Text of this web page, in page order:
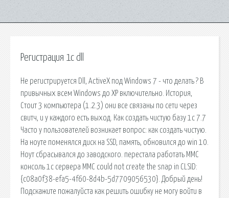
Регистрация 1с dll
Не регистрируется Dll, ActiveX под Windows 7 - что делать ? В
привычных всем Windows до XP включительно. История,
Стоит 3 компьютера (1.2.3) они все связаны по сети через
свитч, и у каждого есть выход. Как создать чистую базу 1с 7.7
Часто у пользователей возникает вопрос: как создать чистую.
На ноуте поменялся диск на SSD, память, обновился до win 10.
Ноут сбрасывался до заводского. перестала работать MMC
консоль 1с сервера MMC could not create the snap in CLSID:
{c08a0f38-efa5-4f60-8d4b-5d7709056530}. Добрый день!
Подскажите пожалуйста как решить ошибку не могу войти в